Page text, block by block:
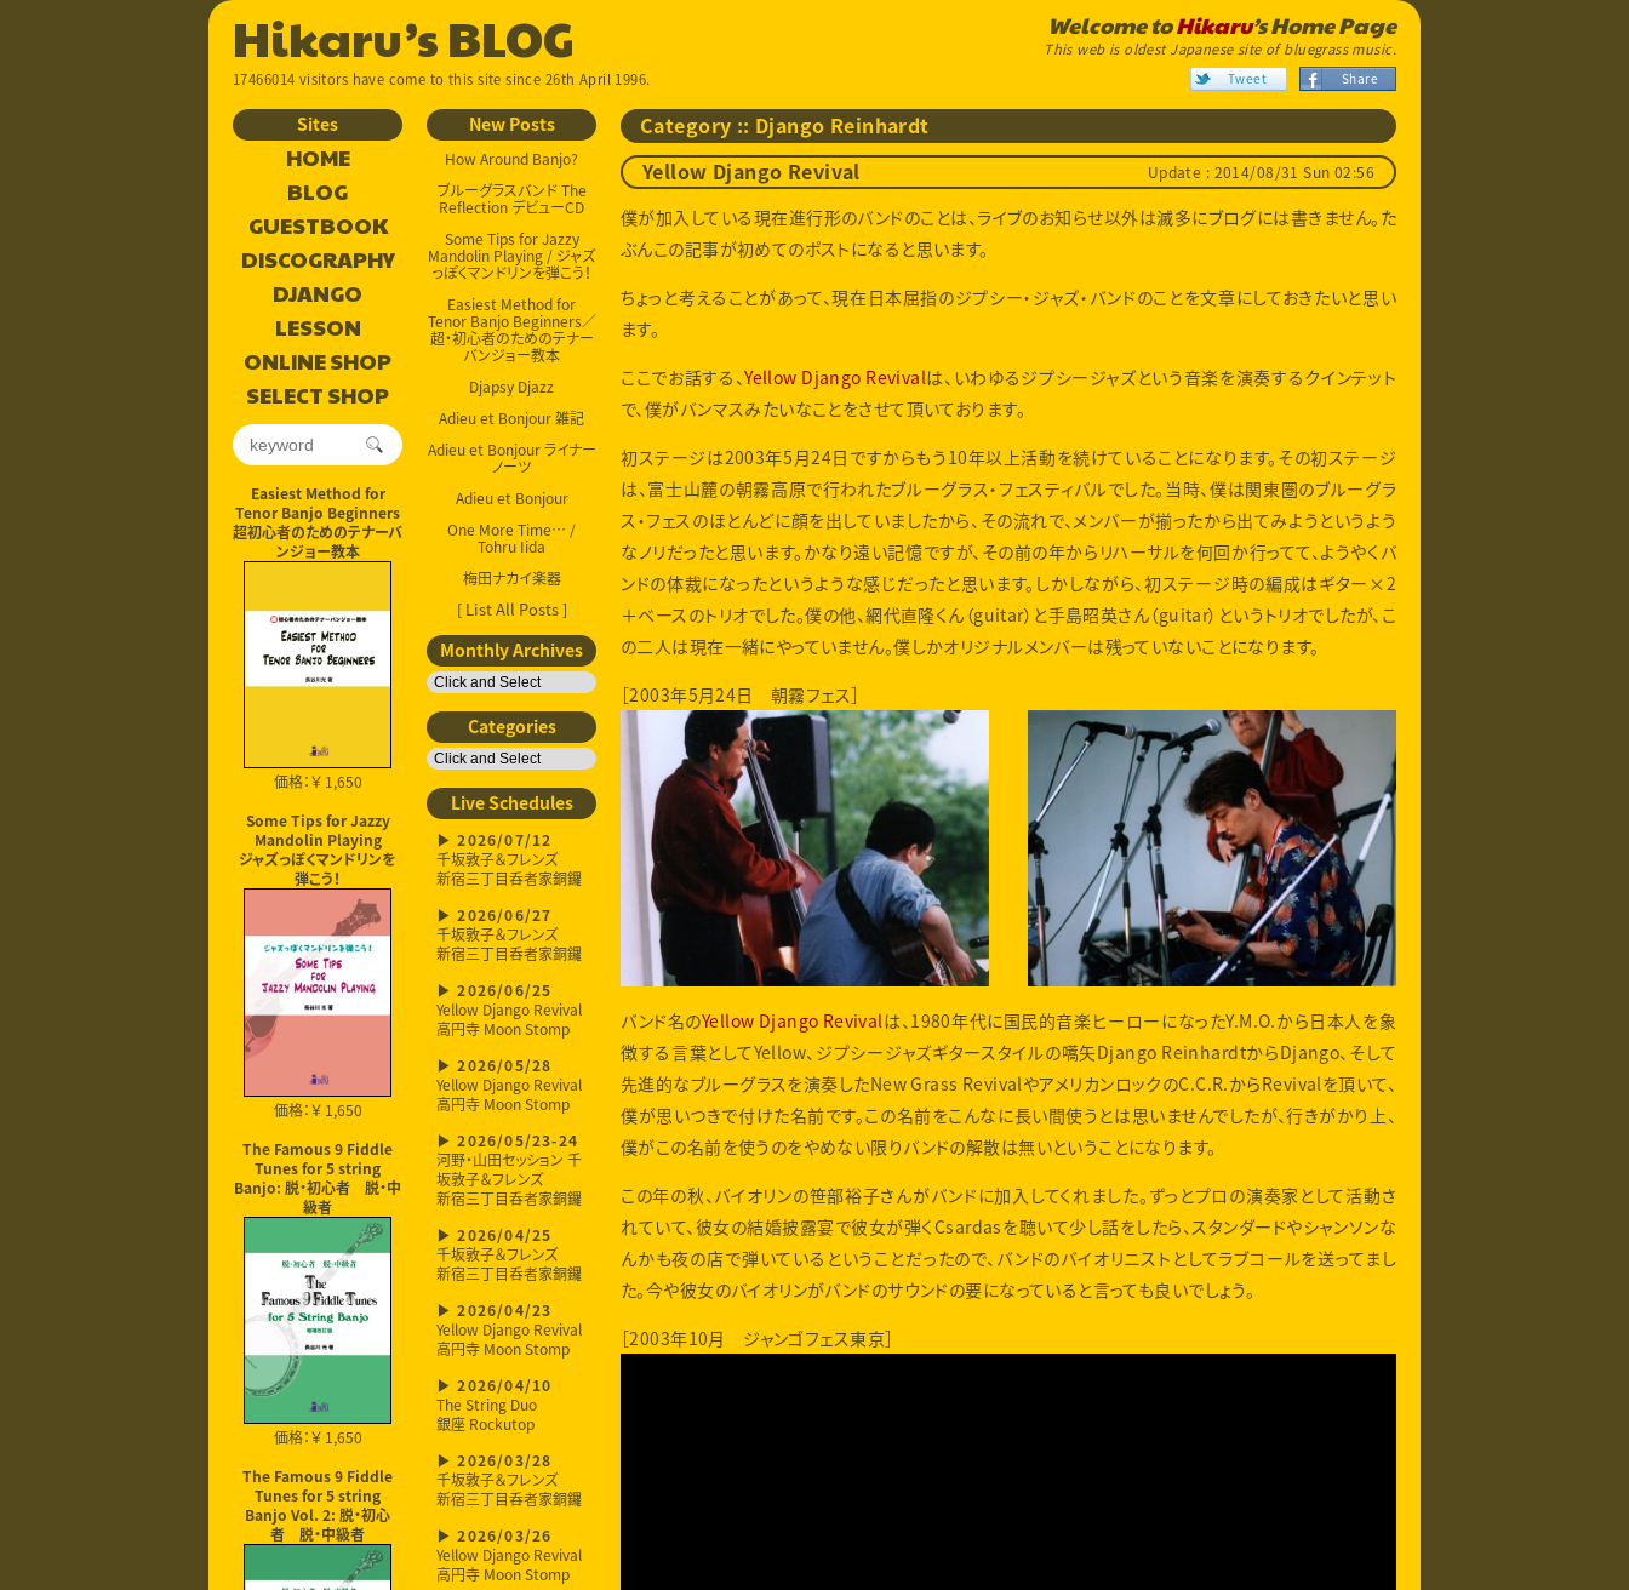
Hikaru’s BLOG Welcome toHikaru’s Home Page
This web is oldest Japanese site of bluegrass music.
Share
Tweet
17466014 visitors have come to this site since 26th April 1996.
Category :: Django Reinhardt
Yellow Django Revival Update : 2014/08/31 Sun 02:56
僕が加入している現在進行形のバンドのことは、ライブのお知らせ以外は滅多にブログには書きません。た
ぶんこの記事が初めてのポストになると思います。
ちょっと考えることがあって、現在日本屈指のジプシー・ジャズ・バンドのことを文章にしておきたいと思い
ます。
ここでお話する、Yellow Django Revivalは、いわゆるジプシージャズという音楽を演奏するクインテット
で、僕がバンマスみたいなことをさせて頂いております。
初ステージは2003年5月24日ですからもう10年以上活動を続けていることになります。その初ステージ
は、富士山麓の朝霧高原で行われたブルーグラス・フェスティバルでした。当時、僕は関東圏のブルーグラ
ス・フェスのほとんどに顔を出していましたから、その流れで、メンバーが揃ったから出てみようというよう
なノリだったと思います。かなり遠い記憶ですが、その前の年からリハーサルを何回か行ってて、ようやくバ
ンドの体裁になったというような感じだったと思います。しかしながら、初ステージ時の編成はギター×2
＋ベースのトリオでした。僕の他、網代直隆くん（guitar）と手島昭英さん（guitar）というトリオでしたが、こ
の二人は現在一緒にやっていません。僕しかオリジナルメンバーは残っていないことになります。
［2003年5月24日 朝霧フェス］
バンド名のYellow Django Revivalは、1980年代に国民的音楽ヒーローになったY.M.O.から日本人を象
徴する言葉としてYellow、ジプシージャズギタースタイルの嚆矢Django ReinhardtからDjango、そして
先進的なブルーグラスを演奏したNew Grass RevivalやアメリカンロックのC.C.R.からRevivalを頂いて、
僕が思いつきで付けた名前です。この名前をこんなに長い間使うとは思いませんでしたが、行きがかり上、
僕がこの名前を使うのをやめない限りバンドの解散は無いということになります。
この年の秋、バイオリンの笹部裕子さんがバンドに加入してくれました。ずっとプロの演奏家として活動さ
れていて、彼女の結婚披露宴で彼女が弾くCsardasを聴いて少し話をしたら、スタンダードやシャンソンな
んかも夜の店で弾いているということだったので、バンドのバイオリニストとしてラブコールを送ってまし
た。今や彼女のバイオリンがバンドのサウンドの要になっていると言っても良いでしょう。
［2003年10月 ジャンゴフェス東京］
Sites
HOME
BLOG
GUESTBOOK
DISCOGRAPHY
DJANGO
LESSON
ONLINE SHOP
SELECT SHOP
Easiest Method for
Tenor Banjo Beginners
超初心者のためのテナーバ
ンジョー教本
価格：￥ 1,650
Some Tips for Jazzy
Mandolin Playing
ジャズっぽくマンドリンを
弾こう！
価格：￥ 1,650
The Famous 9 Fiddle
Tunes for 5 string
Banjo: 脱・初心者 脱・中
級者
価格：￥ 1,650
The Famous 9 Fiddle
Tunes for 5 string
Banjo Vol. 2: 脱・初心
者 脱・中級者
New Posts
How Around Banjo?
ブルーグラスバンド The
Reflection デビューCD
Some Tips for Jazzy
Mandolin Playing / ジャズ
っぽくマンドリンを弾こう！
Easiest Method for
Tenor Banjo Beginners／
超・初心者のためのテナー
バンジョー教本
Djapsy Djazz
Adieu et Bonjour 雑記
Adieu et Bonjour ライナー
ノーツ
Adieu et Bonjour
One More Time… /
Tohru Iida
梅田ナカイ楽器
[ List All Posts ]
Monthly Archives
Categories
Live Schedules
2026/07/12
千坂敦子＆フレンズ
新宿三丁目呑者家銅鑼
2026/06/27
千坂敦子＆フレンズ
新宿三丁目呑者家銅鑼
2026/06/25
Yellow Django Revival
高円寺 Moon Stomp
2026/05/28
Yellow Django Revival
高円寺 Moon Stomp
2026/05/23-24
河野・山田セッション 千
坂敦子＆フレンズ
新宿三丁目呑者家銅鑼
2026/04/25
千坂敦子＆フレンズ
新宿三丁目呑者家銅鑼
2026/04/23
Yellow Django Revival
高円寺 Moon Stomp
2026/04/10
The String Duo
銀座 Rockutop
2026/03/28
千坂敦子＆フレンズ
新宿三丁目呑者家銅鑼
2026/03/26
Yellow Django Revival
高円寺 Moon Stomp